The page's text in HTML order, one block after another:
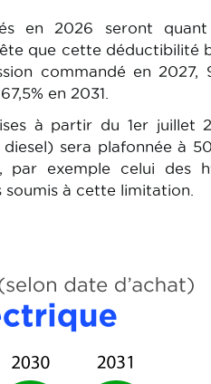
en 2026 seront
que cette déductibilité
commandé en 2027,
en 2031.
à partir du 1er juillet
sera plafonnée à
par exemple celui des
soumis à cette limitation.